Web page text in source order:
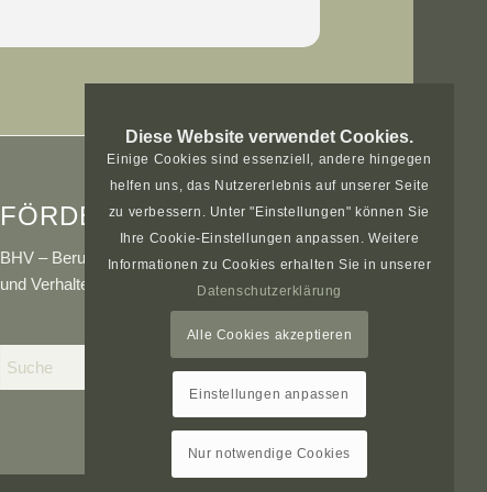
FÖRDERMITGLIED IM
BHV – Berufsverband der Hundeerzieher/innen
und Verhaltensberater/innen e.V.
Diese Website verwendet Cookies.
Einige Cookies sind essenziell, andere hingegen
helfen uns, das Nutzererlebnis auf unserer Seite
zu verbessern. Unter "Einstellungen" können Sie
Ihre Cookie-Einstellungen anpassen. Weitere
Informationen zu Cookies erhalten Sie in unserer
Datenschutzerklärung
Alle Cookies akzeptieren
Einstellungen anpassen
Nur notwendige Cookies